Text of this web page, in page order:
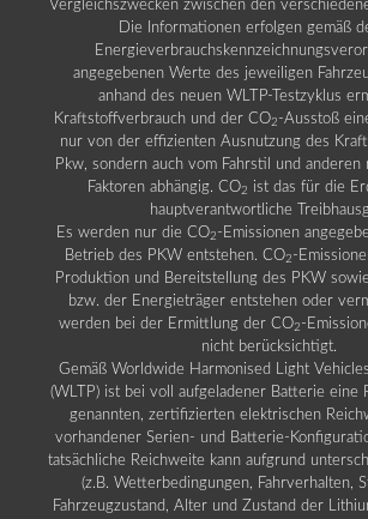
Vergleichszwecken zwischen den
Die Informationen erfolgen gemäß
angegebenen Werte des jeweiligen
anhand des neuen WLTP-Testzyklus
Kraftstoffverbrauch und der CO2 -Ausstoß
nur von der effizienten Ausnutzung des
Pkw, sondern auch vom Fahrstil und anderen
Faktoren abhängig. CO2 ist das für die
hauptverantwortliche
Es werden nur die CO2 -Emissionen
Betrieb des PKW entstehen. CO2 -
Produktion und Bereitstellung des PKW
bzw. der Energieträger entstehen oder
werden bei der Ermittlung der CO2 -
nicht berücksichtigt.
Gemäß Worldwide Harmonised Light
(WLTP) ist bei voll aufgeladener Batterie eine
genannten, zertifizierten elektrischen
vorhandener Serien- und Batterie-
tatsächliche Reichweite kann aufgrund
(z.B. Wetterbedingungen, Fahrverhalten,
Fahrzeugzustand, Alter und Zustand der